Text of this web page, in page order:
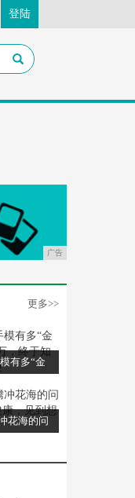
登陆
广告
更多>>
有多“金
花海的问